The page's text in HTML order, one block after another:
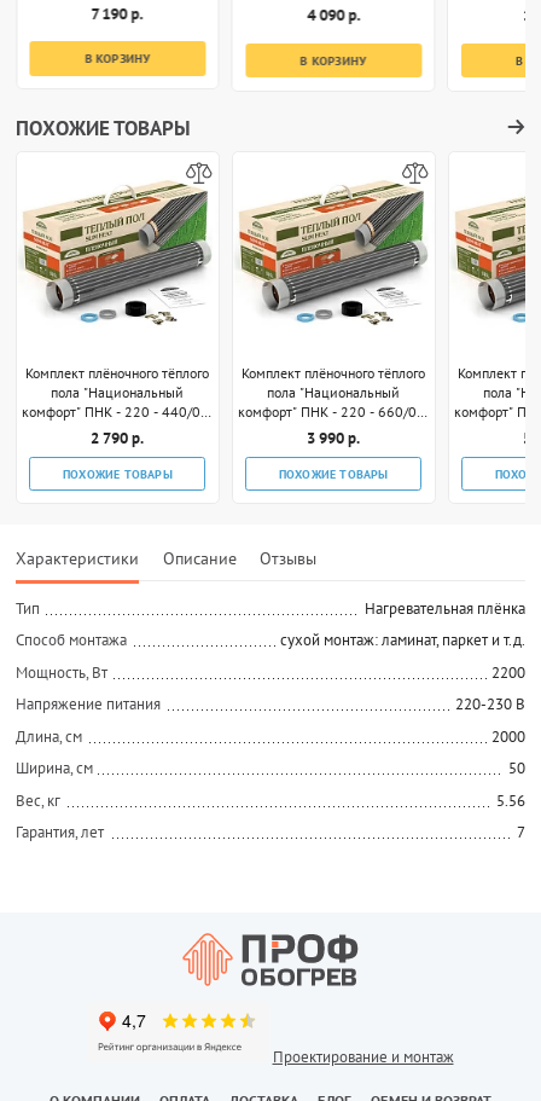
7 190 р.
В КОРЗИНУ
4 090 р.
В КОРЗИНУ
1
В
ПОХОЖИЕ ТОВАРЫ
Комплект плёночного тёплого
пола "Национальный
комфорт" ПНК - 220 - 440/0,5
- 2
2 790 р.
ПОХОЖИЕ ТОВАРЫ
Комплект плёночного тёплого
пола "Национальный
комфорт" ПНК - 220 - 660/0,5
- 3
3 990 р.
ПОХОЖИЕ ТОВАРЫ
Комплект
пола
комфорт"
5
Характеристики Описание Отзывы
Тип
Нагревательная плёнка
Способ монтажа
сухой монтаж: ламинат, паркет и т.д.
Мощность, Вт
2200
Напряжение питания
220-230 В
Длина, см
2000
Ширина, см
50
Вес, кг
5.56
Гарантия, лет
7
Проектирование и монтаж